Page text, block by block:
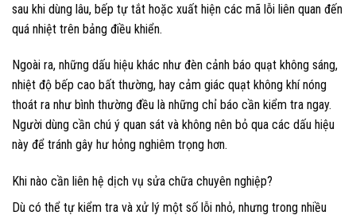
sau khi dùng lâu, bếp tự tắt hoặc xuất hiện các mã lỗi liên quan đến
quá nhiệt trên bảng điều khiển.
Ngoài ra, những dấu hiệu khác như đèn cảnh báo quạt không sáng,
nhiệt độ bếp cao bất thường, hay cảm giác quạt không khí nóng
thoát ra như bình thường đều là những chỉ báo cần kiểm tra ngay.
Người dùng cần chú ý quan sát và không nên bỏ qua các dấu hiệu
này để tránh gây hư hỏng nghiêm trọng hơn.
Khi nào cần liên hệ dịch vụ sửa chữa chuyên nghiệp?
Dù có thể tự kiểm tra và xử lý một số lỗi nhỏ, nhưng trong nhiều